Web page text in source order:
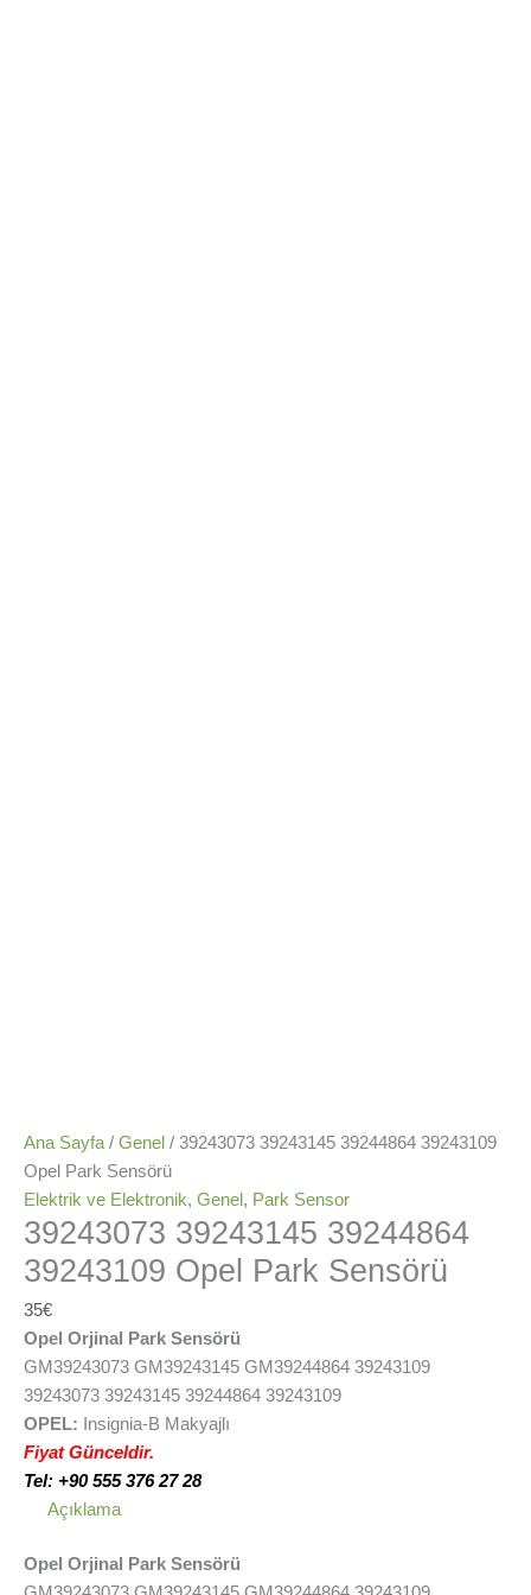
Ana Sayfa / Genel / 39243073 39243145 39244864 39243109
Opel Park Sensörü
Elektrik ve Elektronik, Genel , Park Sensor
39243073 39243145 39244864
39243109 Opel Park Sensörü
35€
Opel Orjinal Park Sensörü
GM39243073 GM39243145 GM39244864 39243109
39243073 39243145 39244864 39243109
OPEL: Insignia-B Makyajlı
Fiyat Günceldir.
Tel: +90 555 376 27 28
Açıklama
Opel Orjinal Park Sensörü